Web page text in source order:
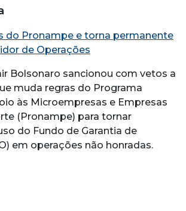
do Pronampe e torna permanente
de Operações
Bolsonaro sancionou com vetos a
muda regras do Programa
às Microempresas e Empresas
(Pronampe) para tornar
do Fundo de Garantia de
em operações não honradas.